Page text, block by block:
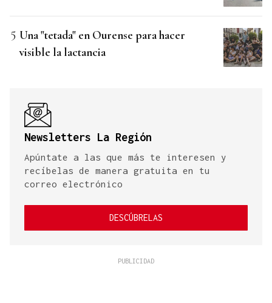
Una "tetada" en Ourense para hacer
visible la lactancia
Newsletters La Región
Apúntate a las que más te interesen y
recíbelas de manera gratuita en tu
correo electrónico
DESCÚBRELAS